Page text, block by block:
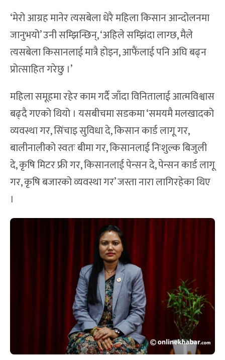
‘मेरो आग्रह मानेर त्यसबेला धेरै महिला किसान आन्दोलनमा
जानुभयो’ उनी सम्झिन्छिन्, ‘अहिले सम्झिंदा लाग्छ, मैले
त्यसबेला किसानलाई मात्रै होइन, आफैंलाई पनि अघि बढ्न
प्रोत्साहित गरेछु ।’
महिला समूहमा रहेर काम गर्दै जाँदा विनितालाई आत्मविश्वास
बढ्दै गएको थियो । यसबीचमा सडकमा ‘समयमै मलखादको
व्यवस्था गर, सिंचाइ सुविधा दे, किसान कार्ड लागू गर,
बालीनालीको स्वतः बीमा गर, किसानलाई निःशुल्क बिजुली
दे, कृषि मिटर फ्री गर, किसानलाई पेन्सन दे, पेन्सन कार्ड लागू
गर, कृषि बजारको व्यवस्था गर’ जस्ता नारा लागिरहेका थिए
।